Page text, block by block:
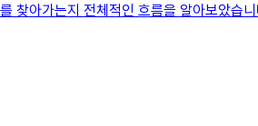
찾아가는지 전체적인 흐름을 알아보았습